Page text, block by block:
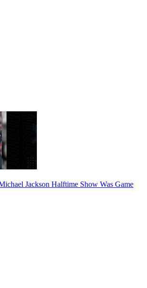
Jackson Halftime Show Was Game